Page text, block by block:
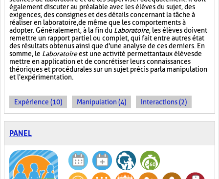
également discuter au préalable avec les élèves du sujet, des
exigences, des consignes et des détails concernant la tâche à
réaliser en laboratoire, de même que les comportements à
adopter. Généralement, à la fin du Laboratoire, les élèves doivent
remettre un rapport partiel ou complet, qui fait entre autres état
des résultats obtenus ainsi que d'une analyse de ces derniers. En
somme, le Laboratoireest une activité permettant aux élèves de
mettre en application et de concrétiser leurs connaissances
théoriques et procédurales sur un sujet précis par la manipulation
et l'expérimentation.
Expérience (10) Manipulation (4) Interactions (2)
PANEL